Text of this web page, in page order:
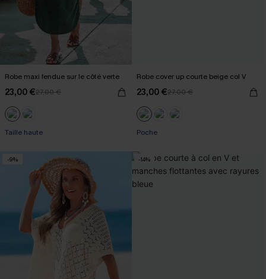
Robe maxi fendue sur le côté verte
23,00 €27,00 €
Taille haute
Robe cover up courte beige col V
23,00 €27,00 €
Poche
-9% -14%